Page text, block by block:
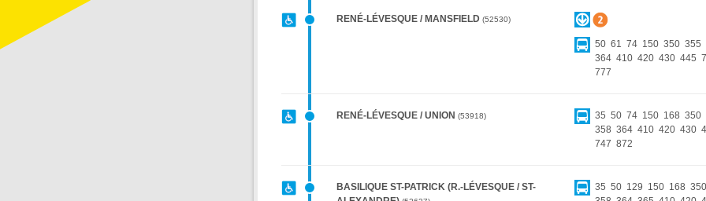
RENÉ-LÉVESQUE / MANSFIELD 52530
50 61 74 150 350 355
364 410 420 430 445
777
RENÉ-LÉVESQUE / UNION 53918 35 50 74 150 168 350
358 364 410 420 430
747 872
BASILIQUE ST-PATRICK (R.-LÉVESQUE / ST-
35 50 129 150 168 350